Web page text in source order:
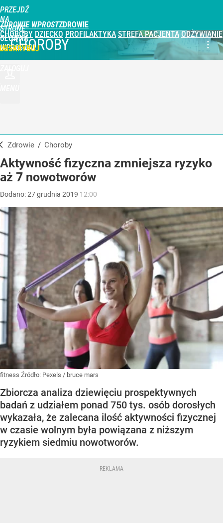
PRZEJDŹ
NA
STRONĘ
GŁÓWNĄ
WPROST.PL
ZDROWIE WPROST
CHOROBY DZIECKO PROFILAKTYKA STREFA PACJENTA ODŻYWIANIE
CHOROBY
Zdrowie / Choroby
Aktywność fizyczna zmniejsza ryzyko
aż 7 nowotworów
Dodano:27grudnia 2019 12:00
fitness Źródło: Pexels / bruce mars
Zbiorcza analiza dziewięciu prospektywnych
badań z udziałem ponad 750 tys. osób dorosłych
wykazała, że ​​zalecana ilość aktywności fizycznej
w czasie wolnym była powiązana z niższym
ryzykiem siedmiu nowotworów.